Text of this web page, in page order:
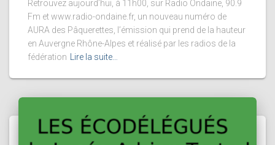
Retrouvez aujourd’hui, à 11h00, sur Radio Ondaine, 90.9
Fm et www.radio-ondaine.fr, un nouveau numéro de
AURA des Pâquerettes, l’émission qui prend de la hauteur
en Auvergne Rhône-Alpes et réalisé par les radios de la
fédération
Lire la suite…